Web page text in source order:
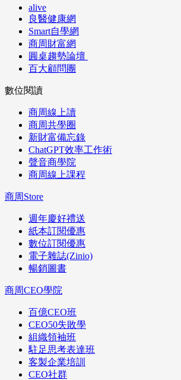
alive
良醫健康網
Smart自學網
商周財富網
圓桌趨勢論壇
百大顧問團
數位閱讀
商周線上讀
商周共學圈
新財富備忘錄
ChatGPT效率工作術
聲音商學院
商周線上課程
商周Store
週年慶好禮送
紙本訂閱優惠
數位訂閱優惠
電子雜誌(Zinio)
暢銷圖書
商周CEO學院
百億CEO班
CEO50失敗學
組織領袖班
駐足思考表達班
客製企業培訓
CEO社群